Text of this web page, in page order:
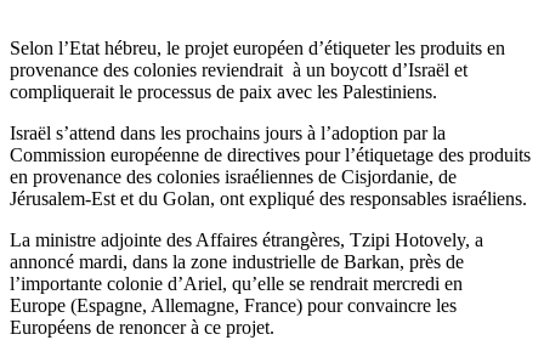
Selon l’Etat hébreu, le projet européen d’étiqueter les produits en
provenance des colonies reviendrait à un boycott d’Israël et
compliquerait le processus de paix avec les Palestiniens.
Israël s’attend dans les prochains jours à l’adoption par la
Commission européenne de directives pour l’étiquetage des produits
en provenance des colonies israéliennes de Cisjordanie, de
Jérusalem-Est et du Golan, ont expliqué des responsables israéliens.
La ministre adjointe des Affaires étrangères, Tzipi Hotovely, a
annoncé mardi, dans la zone industrielle de Barkan, près de
l’importante colonie d’Ariel, qu’elle se rendrait mercredi en
Europe (Espagne, Allemagne, France) pour convaincre les
Européens de renoncer à ce projet.